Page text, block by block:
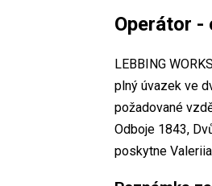
Operátor -
LEBBING
plný úvazek ve
požadované
Odboje 1843,
poskytne